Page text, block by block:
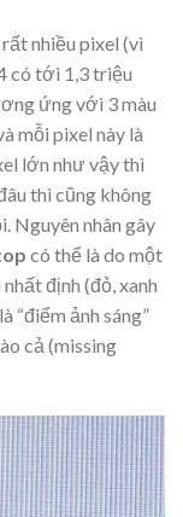
nhiều pixel (vì
có tới 1,3 triệu
ứng với 3 màu
mỗi pixel này là
lớn như vậy thì
thì cũng không
Nguyên nhân gây
có thể là do một
định (đỏ, xanh
“điểm ảnh sáng”
cả (missing